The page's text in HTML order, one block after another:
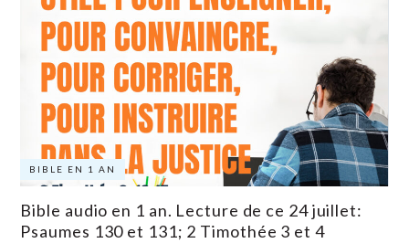
BIBLE EN 1 AN
Bible audio en 1 an. Lecture de ce 24 juillet:
Psaumes 130 et 131; 2 Timothée 3 et 4